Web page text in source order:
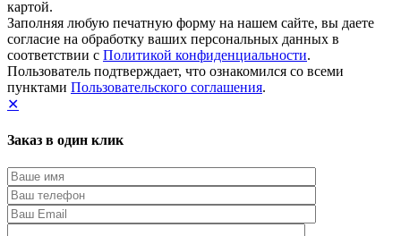
картой.
Заполняя любую печатную форму на нашем сайте, вы даете
согласие на обработку ваших персональных данных в
соответствии с Политикой конфиденциальности.
Пользователь подтверждает, что ознакомился со всеми
пунктами Пользовательского соглашения.
✕
Заказ в один клик